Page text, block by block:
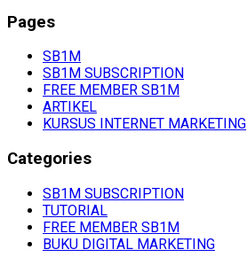
Pages
SB1M
SB1M SUBSCRIPTION
FREE MEMBER SB1M
ARTIKEL
KURSUS INTERNET MARKETING
Categories
SB1M SUBSCRIPTION
TUTORIAL
FREE MEMBER SB1M
BUKU DIGITAL MARKETING